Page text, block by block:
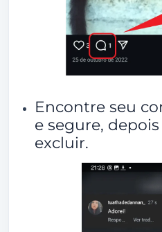
Encontre seu
e segure,
excluir.